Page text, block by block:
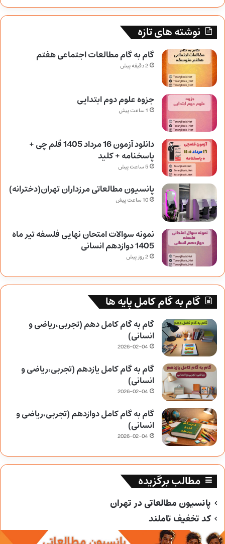
نوشته های تازه
گام به گام مطالعات اجتماعی هفتم
2 دقیقه پیش
جزوه علوم دوم ابتدایی
1 ساعت پیش
دانلود آزمون 16 مرداد 1405 قلم چی +
پاسخنامه + کلید
5 ساعت پیش
پانسیون مطالعاتی مرزداران تهران(دخترانه)
10 ساعت پیش
نمونه سوالات امتحان نهایی فلسفه تیر ماه
1405 دوازدهم انسانی
2 روز پیش
گام به گام کامل پایه ها
گام به گام کامل دهم (تجربی،ریاضی و
انسانی)
2026-02-04
گام به گام کامل یازدهم (تجربی،ریاضی و
انسانی)
2026-02-04
گام به گام کامل دوازدهم (تجربی،ریاضی و
انسانی)
2026-02-04
مطالب برگزیده
پانسیون مطالعاتی در تهران
کد تخفیف تاملند
کد تخفیف خیلی سبز